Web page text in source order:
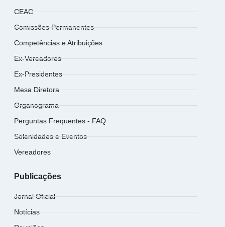
CEAC
Comissões Permanentes
Competências e Atribuições
Ex-Vereadores
Ex-Presidentes
Mesa Diretora
Organograma
Perguntas Frequentes - FAQ
Solenidades e Eventos
Vereadores
Publicações
Jornal Oficial
Notícias